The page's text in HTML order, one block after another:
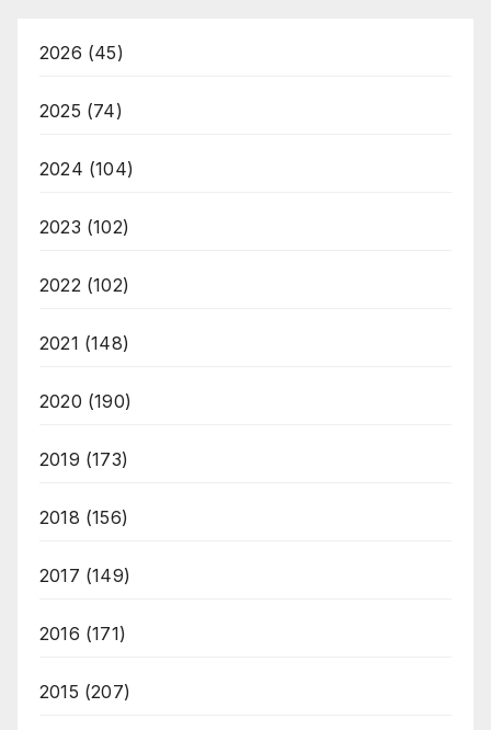
2026 (45)
2025 (74)
2024 (104)
2023 (102)
2022 (102)
2021 (148)
2020 (190)
2019 (173)
2018 (156)
2017 (149)
2016 (171)
2015 (207)